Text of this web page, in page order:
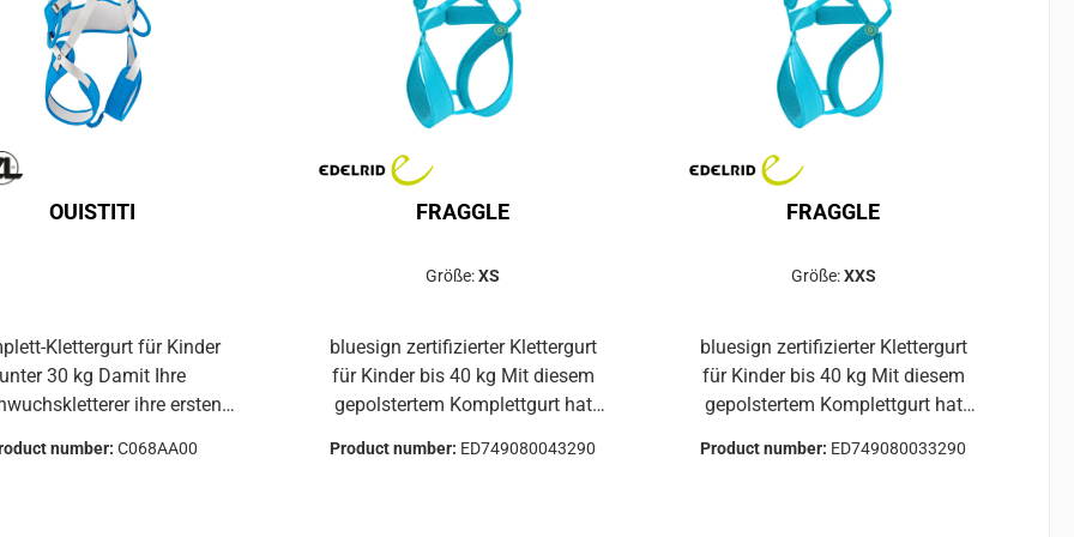
Schnallen zum
und einfachen Einstellen
Schultergurte- gepolsterte
für mehr Komfort
EVA,
Polyurethan, Stahl
ist strapazierfähig, pflegeleicht
und langlebig.Einheitsgröße und
Beschriftungsfelder vereinfachen
die Verwaltung der Ausrüstung.
langlebig.Einheitsgröße und
Beschriftungsfelder vereinfachen
die Verwaltung der Ausrüstung.
OUISTITI
Klettergurt für Kinder
unter 30 kg Damit Ihre
ihre ersten
Klettergurt für Kinder
number:C068AA00
FRAGGLE
Größe:XS
bluesign zertifizierter Klettergurt
für Kinder bis 40 kg Mit diesem
gepolstertem Komplettgurt hat
Spaß beim Klettern und
Product number: ED749080043290
FRAGGLE
Größe:XXS
bluesign zertifizierter Klettergurt
für Kinder bis 40 kg Mit diesem
gepolstertem Komplettgurt hat
Spaß beim Klettern und
Product number: ED749080033290